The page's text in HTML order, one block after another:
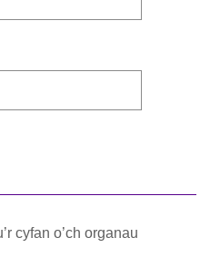
cyfan o’ch organau